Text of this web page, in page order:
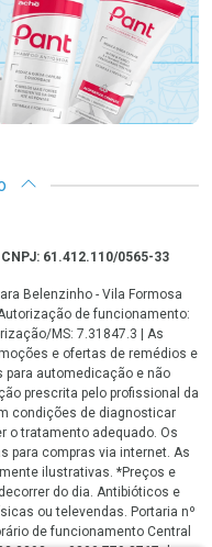
61.412.110/0565-33
Belenzinho - Vila Formosa
de funcionamento:
MS: 7.31847.3 | As
e ofertas de remédios e
automedicação e não
prescrita pelo profissional da
condições de diagnosticar
o tratamento adequado. Os
para compras via internet. As
ilustrativas. *Preços e
do dia. Antibióticos e
ou televendas. Portaria nº
de funcionamento Central